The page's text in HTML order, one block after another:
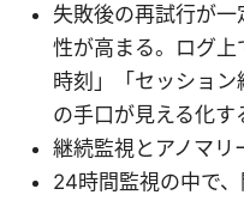
失敗後の再試行が
性が高まる。ログ
時刻」「セッショ
の手口が見える化す
継続監視とアノマリ
24時間監視の中で